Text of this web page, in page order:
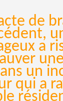
de
a
un
qui a